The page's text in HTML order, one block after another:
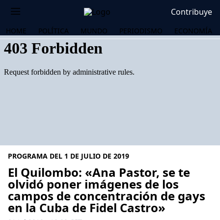
Contribuye
HOME POLÍTICA MUNDO PERIODISMO ECONOMÍA
PROGRAMA DEL 1 DE JULIO DE 2019
El Quilombo: «Ana Pastor, se te
olvidó poner imágenes de los
campos de concentración de gays
en la Cuba de Fidel Castro»